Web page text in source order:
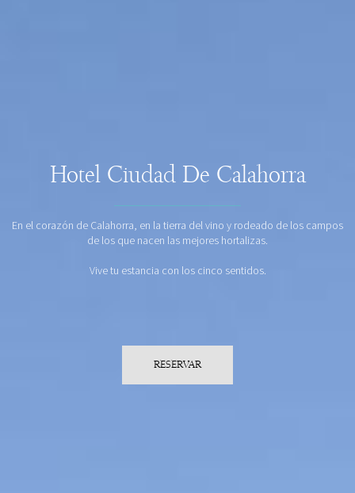
Hotel Ciudad De Calahorra
En el corazón de Calahorra, en la tierra del vino y rodeado de los campos
de los que nacen las mejores hortalizas.
Vive tu estancia con los cinco sentidos.
RESERVAR